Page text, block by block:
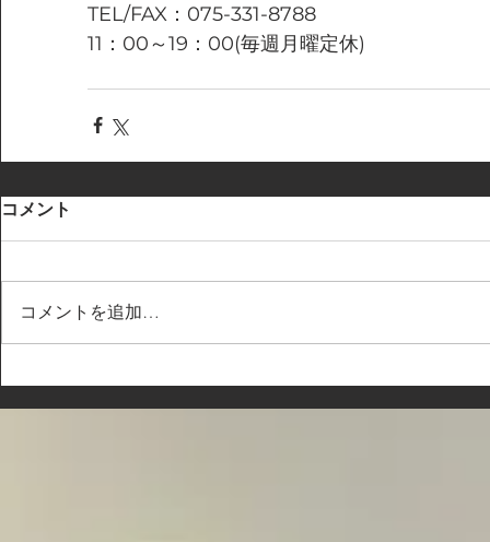
TEL/FAX：075-331-8788
11：00～19：00(毎週月曜定休)
コメント
コメントを追加…